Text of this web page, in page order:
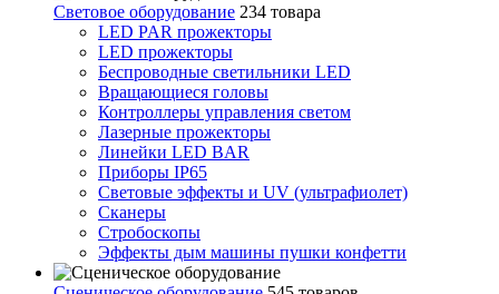
Световое оборудование 234 товара
LED PAR прожекторы
LED прожекторы
Беспроводные светильники LED
Вращающиеся головы
Контроллеры управления светом
Лазерные прожекторы
Линейки LED BAR
Приборы IP65
Световые эффекты и UV (ультрафиолет)
Сканеры
Стробоскопы
Эффекты дым машины пушки конфетти